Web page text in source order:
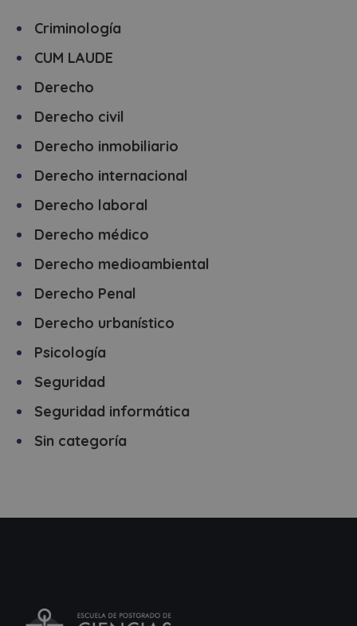
Criminología
CUM LAUDE
Derecho
Derecho civil
Derecho inmobiliario
Derecho internacional
Derecho laboral
Derecho médico
Derecho medioambiental
Derecho Penal
Derecho urbanístico
Psicología
Seguridad
Seguridad informática
Sin categoría